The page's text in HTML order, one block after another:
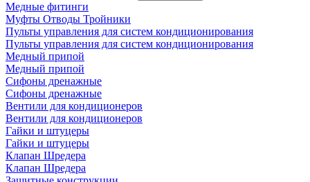
Медные фитинги
Муфты Отводы Тройники
Пульты управления для систем кондиционирования
Пульты управления для систем кондиционирования
Медный припой
Медный припой
Сифоны дренажные
Сифоны дренажные
Вентили для кондиционеров
Вентили для кондиционеров
Гайки и штуцеры
Гайки и штуцеры
Клапан Шредера
Клапан Шредера